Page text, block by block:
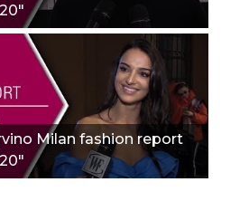
Milan fashion report